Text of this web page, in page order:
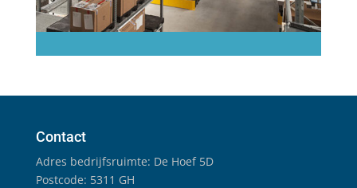
Contact
Adres bedrijfsruimte: De Hoef 5D
Postcode: 5311 GH